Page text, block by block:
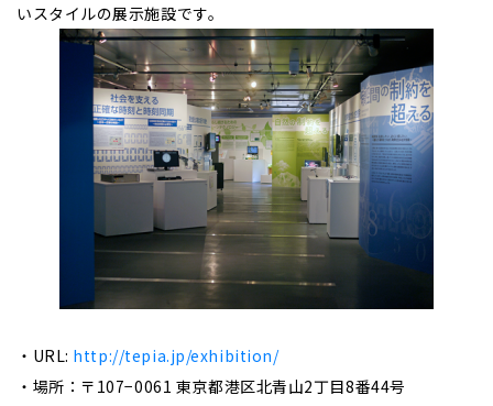
いスタイルの展示施設です。
・URL: http://tepia.jp/exhibition/
・場所：〒107−0061 東京都港区北青山2丁目8番44号